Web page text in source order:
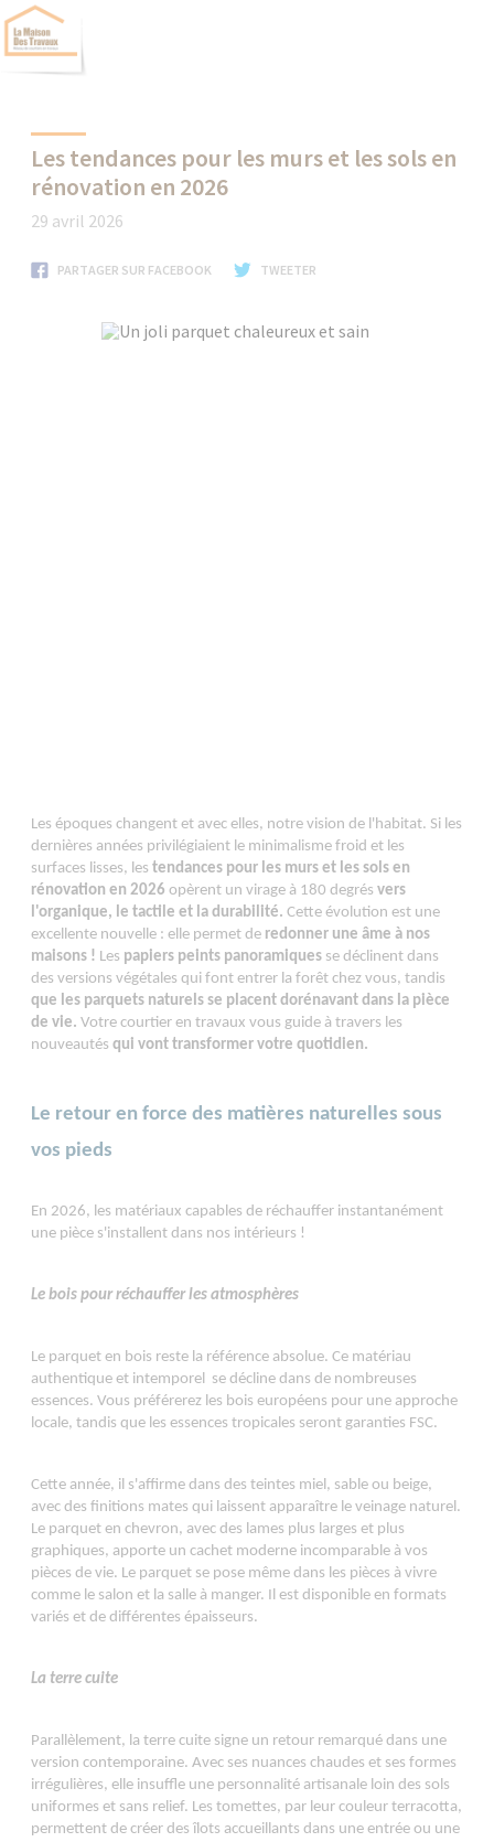
Les tendances pour les murs et les sols en
rénovation en 2026
29 avril 2026
PARTAGER SUR FACEBOOK TWEETER
Les époques changent et avec elles, notre vision de l'habitat. Si les
dernières années privilégiaient le minimalisme froid et les
surfaces lisses, lestendances pour les murs et les sols en
rénovation en 2026 opèrent un virage à 180 degrésvers
l'organique, le tactile et la durabilité. Cette évolution est une
excellente nouvelle : elle permet de redonner une âme à nos
maisons ! Les papiers peints panoramiques se déclinent dans
des versions végétales qui font entrer la forêt chez vous, tandis
que les parquets naturels se placent dorénavant dans la pièce
de vie. Votre courtier en travaux vous guide à travers les
nouveautés qui vont transformer votre quotidien.
Le retour en force des matières naturelles sous
vos pieds
En 2026, les matériaux capables de réchauffer instantanément
une pièce s'installent dans nos intérieurs !
Le bois pour réchauffer les atmosphères
Le parquet en bois reste la référence absolue. Ce matériau
authentique et intemporel se décline dans de nombreuses
essences. Vous préférerez les bois européens pour une approche
locale, tandis que les essences tropicales seront garanties FSC.
Cette année, il s'affirme dans des teintes miel, sable ou beige,
avec des finitions mates qui laissent apparaître le veinage naturel.
Le parquet en chevron, avec des lames plus larges et plus
graphiques, apporte un cachet moderne incomparable à vos
pièces de vie. Le parquet se pose même dans les pièces à vivre
comme le salon et la salle à manger. Il est disponible en formats
variés et de différentes épaisseurs.
La terre cuite
Parallèlement, la terre cuite signe un retour remarqué dans une
version contemporaine. Avec ses nuances chaudes et ses formes
irrégulières, elle insuffle une personnalité artisanale loin des sols
uniformes et sans relief. Les tomettes, par leur couleur terracotta,
permettent de créer des îlots accueillants dans une entrée ou une